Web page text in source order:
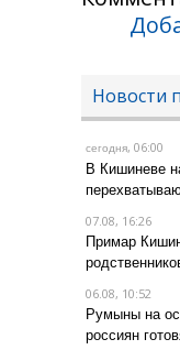
Новости
сегодня, 06:00
В Кишиневе
07.08, 16:26
Примар
06.08, 10:52
Румыны на
россиян